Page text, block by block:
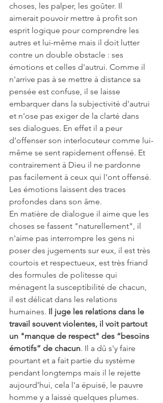
choses, les palper, les goûter. Il
aimerait pouvoir mettre à profit son
esprit logique pour comprendre les
autres et lui-même mais il doit lutter
contre un double obstacle : ses
émotions et celles d'autrui. Comme il
n'arrive pas à se mettre à distance sa
pensée est confuse, il se laisse
embarquer dans la subjectivité d'autrui
et n'ose pas exiger de la clarté dans
ses dialogues. En effet il a peur
d’offenser son interlocuteur comme lui-
même se sent rapidement offensé. Et
contrairement à Dieu il ne pardonne
pas facilement à ceux qui l’ont offensé.
Les émotions laissent des traces
profondes dans son âme.
En matière de dialogue il aime que les
choses se fassent "naturellement", il
n'aime pas interrompre les gens ni
poser des jugements sur eux, il est très
courtois et respectueux, est très friand
des formules de politesse qui
ménagent la susceptibilité de chacun,
il est délicat dans les relations
humaines. Il juge les relations dans le
travail souvent violentes, il voit partout
un "manque de respect" des “besoins
émotifs” de chacun. Il a dû s'y faire
pourtant et a fait partie du système
pendant longtemps mais il le rejette
aujourd’hui, cela l'a épuisé, le pauvre
homme y a laissé quelques plumes.